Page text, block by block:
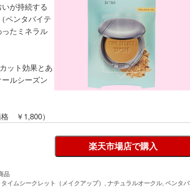
が持続する
ペンタバイテ
たミネラル
ット効果とあ
ルシーズン
￥1,800）
楽天市場店で購入
品
タイムシークレット（メイクアップ） , ナチュラルオークル, ペンタバ